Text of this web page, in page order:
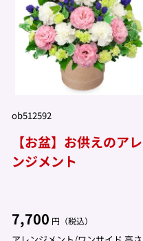
ob512592
【お盆】お供えのアレ
ンジメント
7,700 円（税込）